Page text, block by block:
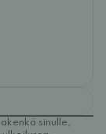
sinulle,